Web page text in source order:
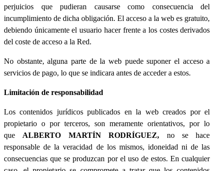
perjuicios que pudieran causarse como consecuencia del
incumplimiento de dicha obligación. El acceso a la web es gratuito,
debiendo únicamente el usuario hacer frente a los costes derivados
del coste de acceso a la Red.
No obstante, alguna parte de la web puede suponer el acceso a
servicios de pago, lo que se indicara antes de acceder a estos.
Limitación de responsabilidad
Los contenidos jurídicos publicados en la web creados por el
propietario o por terceros, son meramente orientativos, por lo
que
ALBERTO MARTÍN RODRÍGUEZ,
no se hace
responsable de la veracidad de los mismos, idoneidad ni de las
consecuencias que se produzcan por el uso de estos. En cualquier